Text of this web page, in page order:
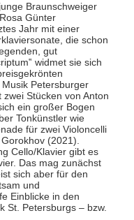
Braunschweiger
Günter
Jahr mit einer
die schon
gut
widmet sie sich
Petersburger
Stücken von Anton
ein großer Bogen
Tonkünstler wie
für zwei Violoncelli
(2021).
Cello/Klavier gibt es
Das mag zunächst
sich aber für den
und
Einblicke in den
St. Petersburgs – bzw.